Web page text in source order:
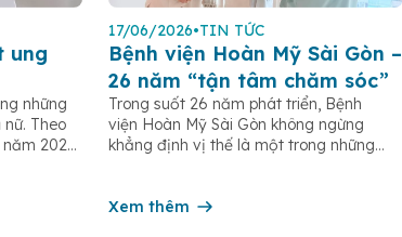
ung
những
Theo
2022
thư cổ
17/06/2026•TIN TỨC
Bệnh viện Hoàn Mỹ Sài Gòn –
26 năm “tận tâm chăm sóc”
Trong suốt 26 năm phát triển, Bệnh
viện Hoàn Mỹ Sài Gòn không ngừng
khẳng định vị thế là một trong những
nhóm 10 bệnh viện có chất lượng hàng
Xem thêm